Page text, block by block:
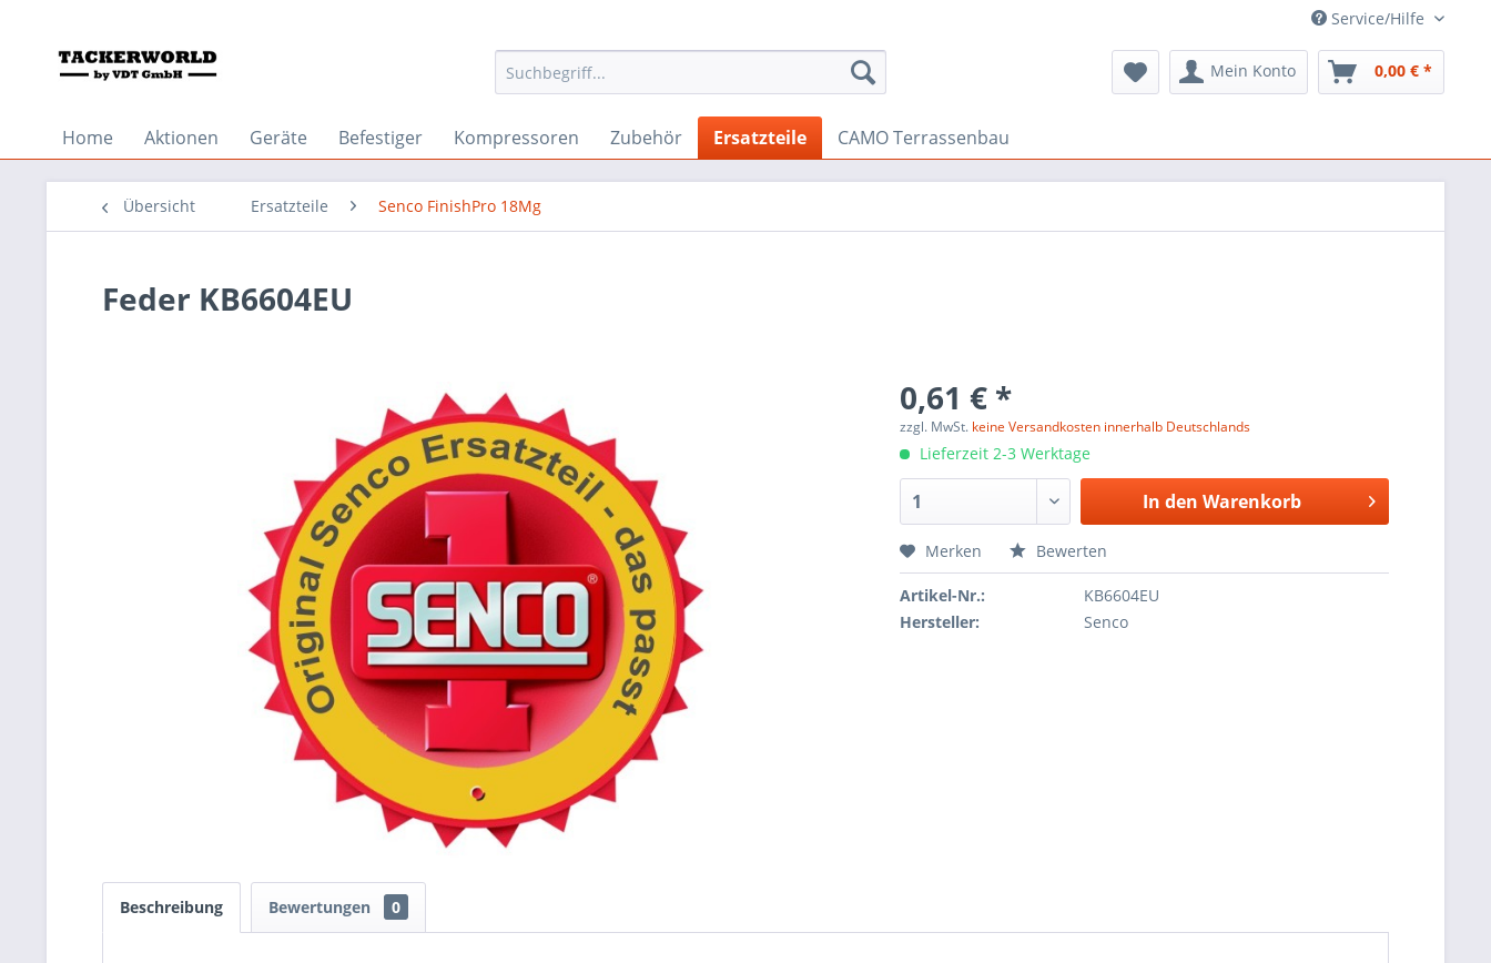
Service/Hilfe
Mein Konto 0,00 € *
Home Aktionen Geräte Befestiger Kompressoren Zubehör Ersatzteile CAMO Terrassenbau
Übersicht Ersatzteile Senco FinishPro 18Mg
Feder KB6604EU
0,61 € *
zzgl. MwSt. keine Versandkosten innerhalb Deutschlands
Lieferzeit 2-3 Werktage
In den Warenkorb
Merken Bewerten
Artikel-Nr.:
KB6604EU
Hersteller:
Senco
Beschreibung Bewertungen 0